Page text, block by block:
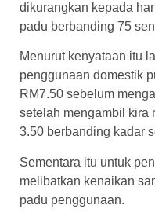
dikurangkan kepada
padu berbanding 75
Menurut kenyataan itu
penggunaan domestik
RM7.50 sebelum
setelah mengambil kira
3.50 berbanding kadar
Sementara itu untuk
melibatkan kenaikan
padu penggunaan.